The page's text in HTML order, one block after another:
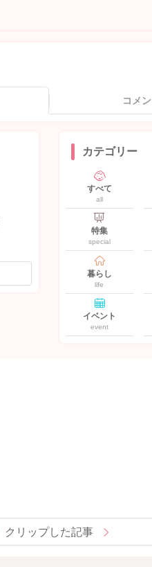
コメ
カテゴリー
すべて
all
特集
special
暮らし
life
イベント
event
クリップした記事